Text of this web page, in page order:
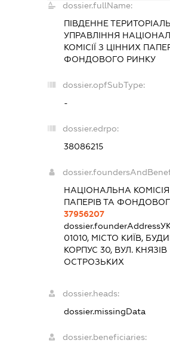
dossier.fullName:
ПІВДЕННЕ
УПРАВЛІННЯ
КОМІСІЇ З ЦІННИХ
ФОНДОВОГО РИНКУ
dossier.opfSubType:
-
dossier.edrpo:
38086215
НАЦІОНАЛЬНА
ПАПЕРІВ ТА
37956207
dossier.founderAddress
01010, МІСТО КИЇВ,
КОРПУС 30, ВУЛ. КНЯЗІВ
ОСТРОЗЬКИХ
dossier.heads:
dossier.missingData
dossier.beneficiaries: